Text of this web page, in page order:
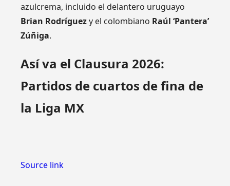
azulcrema, incluido el delantero uruguayo
Brian Rodríguezy el colombiano Raúl ‘Pantera’
Zúñiga.
Así va el Clausura 2026:
Partidos de cuartos de fina de
la Liga MX
Source link